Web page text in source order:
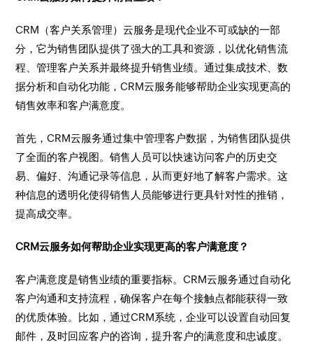
CRM（客户关系管理）云服务是现代企业不可或缺的一部
分，它为销售团队提供了强大的工具和资源，以优化销售流
程、管理客户关系并最终提升销售业绩。通过集成技术、数
据分析和自动化功能，CRM云服务能够帮助企业实现更高的
销售效率和客户满意度。
首先，CRM云服务通过集中管理客户数据，为销售团队提供
了全面的客户视图。销售人员可以快速访问客户的历史交
易、偏好、沟通记录等信息，从而更好地了解客户需求。这
种信息的透明化使得销售人员能够进行更具针对性的推销，
提高成交率。
CRM云服务如何帮助企业实现更高的客户满意度？
客户满意度是销售业绩的重要指标。CRM云服务通过自动化
客户沟通和支持流程，确保客户在每个接触点都能获得一致
的优质体验。比如，通过CRM系统，企业可以设置自动回复
邮件，及时回应客户的咨询，提升客户的满意度和忠诚度。